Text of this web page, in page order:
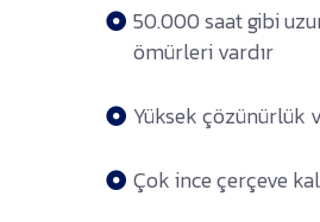
50.000 saat gibi
ömürleri vardır
Yüksek çözünürlük
Çok ince çerçeve